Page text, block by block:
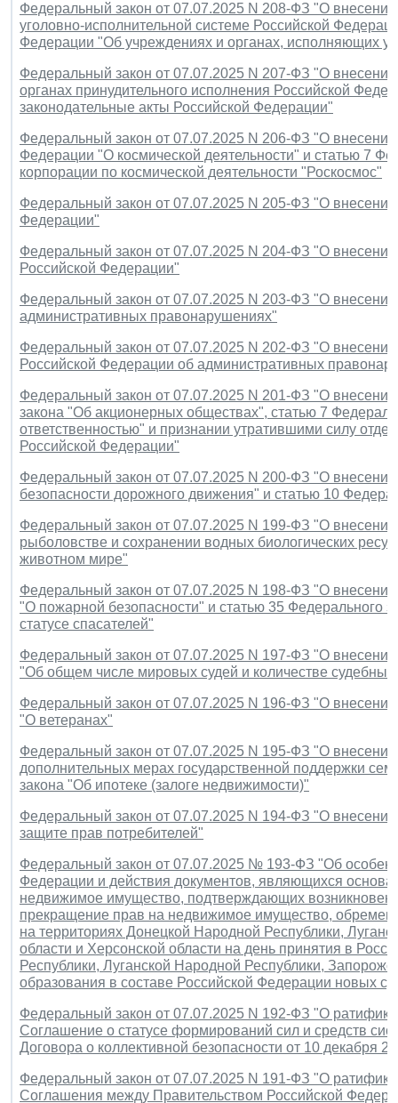
Федеральный закон от 07.07.2025 N 208-ФЗ "О
уголовно-исполнительной системе Российской
Федерации "Об учреждениях и органах, исполняющих
Федеральный закон от 07.07.2025 N 207-ФЗ "О
органах принудительного исполнения Российской
законодательные акты Российской Федерации"
Федеральный закон от 07.07.2025 N 206-ФЗ "О
Федерации "О космической деятельности" и статью 7
корпорации по космической деятельности "Роскосмос"
Федеральный закон от 07.07.2025 N 205-ФЗ "О
Федерации"
Федеральный закон от 07.07.2025 N 204-ФЗ "О
Российской Федерации"
Федеральный закон от 07.07.2025 N 203-ФЗ "О
административных правонарушениях"
Федеральный закон от 07.07.2025 N 202-ФЗ "О
Российской Федерации об административных
Федеральный закон от 07.07.2025 N 201-ФЗ "О
закона "Об акционерных обществах", статью 7
ответственностью" и признании утратившими силу
Российской Федерации"
Федеральный закон от 07.07.2025 N 200-ФЗ "О
безопасности дорожного движения" и статью 10
Федеральный закон от 07.07.2025 N 199-ФЗ "О
рыболовстве и сохранении водных биологических
животном мире"
Федеральный закон от 07.07.2025 N 198-ФЗ "О
"О пожарной безопасности" и статью 35 Федерального
статусе спасателей"
Федеральный закон от 07.07.2025 N 197-ФЗ "О
"Об общем числе мировых судей и количестве судебных
Федеральный закон от 07.07.2025 N 196-ФЗ "О
"О ветеранах"
Федеральный закон от 07.07.2025 N 195-ФЗ "О
дополнительных мерах государственной поддержки
закона "Об ипотеке (залоге недвижимости)"
Федеральный закон от 07.07.2025 N 194-ФЗ "О
защите прав потребителей"
Федеральный закон от 07.07.2025 № 193-ФЗ "Об
Федерации и действия документов, являющихся
недвижимое имущество, подтверждающих
прекращение прав на недвижимое имущество,
на территориях Донецкой Народной Республики,
области и Херсонской области на день принятия в
Республики, Луганской Народной Республики,
образования в составе Российской Федерации новых
Федеральный закон от 07.07.2025 N 192-ФЗ "О
Соглашение о статусе формирований сил и средств
Договора о коллективной безопасности от 10 декабря
Федеральный закон от 07.07.2025 N 191-ФЗ "О
Соглашения между Правительством Российской